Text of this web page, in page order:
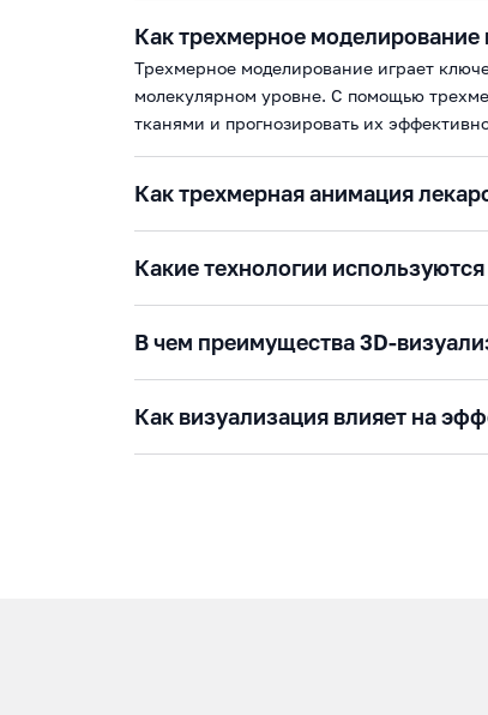
Как трехмерное моделирование
Трехмерное моделирование играет
молекулярном уровне. С помощью
тканями и прогнозировать их
Как трехмерная анимация
Какие технологии
В чем преимущества 3D-
Как визуализация влияет на